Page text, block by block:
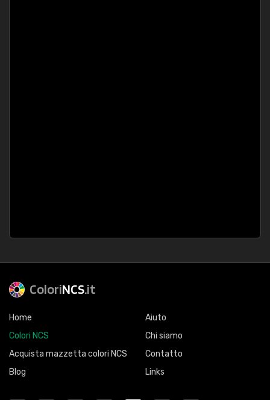
ColoriNCS.it
Home
Colori NCS
Acquista mazzetta colori NCS
Blog
Aiuto
Chi siamo
Contatto
Links